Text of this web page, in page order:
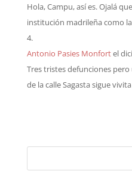
Hola, Campu, así es. Ojalá
institución madrileña como
Antonio Pasies Monfortel
Tres tristes defunciones
de la calle Sagasta sigue